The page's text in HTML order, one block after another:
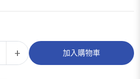
+ 加入購物車